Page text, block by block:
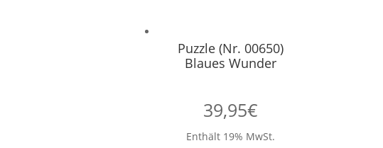
Puzzle (Nr. 00650)
Blaues Wunder
39,95€
Enthält 19% MwSt.